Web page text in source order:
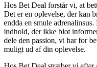
Hos Bet Deal forstår vi, at
Det er en oplevelse, der kan
endda en smule
indhold, der ikke blot
dele den passion, vi har for
muligt ud af din oplevelse.